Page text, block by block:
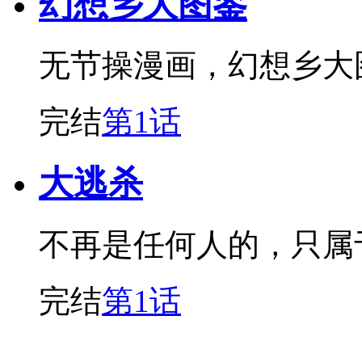
无节操漫画，幻想乡大
完结第1话
大逃杀
不再是任何人的，只
完结第1话